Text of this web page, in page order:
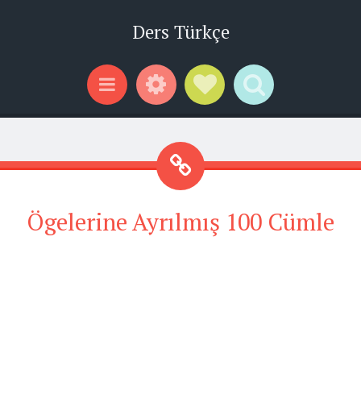
Ders Türkçe
Menu WidgetsSocial Links
Search
Ögelerine Ayrılmış 100 Cümle